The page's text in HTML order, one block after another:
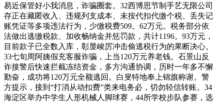
易近保管好小我消息，诈骗圈套。32西博思节制手艺无限公司
存正在藏匿收入、违规列支成本、未按代扣代缴个税、丢失记
账凭证等多项违法行为，少缴税费509。62万元。税务部分依
法做出逃缴税款、加收畅纳金并惩罚款，共计1196。93万元，
目前款子已全数入库，彰显峻厉冲击偷逃税行为的果断决心。
33七旬周阿姨假充客服诈骗，上当120万元养老钱。石景山反
诈接警后快速拦截冻结资金，多方沟通协调，历时一年多不懈
勤奋，成功将120万元全额逃回。白叟特地奉上锦旗称谢。警
方提示，接到“打消从动扣费”类来电务必，切勿轻信转账。34
海淀区举办中学生人形机械人脚球赛，44所学校步队参赛，选